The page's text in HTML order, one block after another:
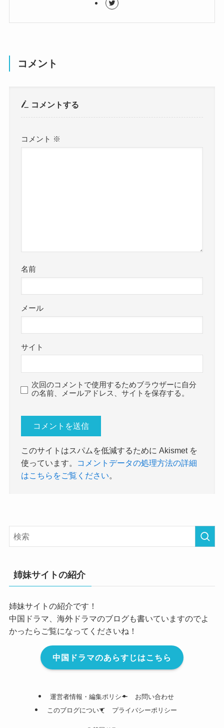
コメント
コメントする
コメント ※
名前
メール
サイト
次回のコメントで使用するためブラウザーに自分
の名前、メールアドレス、サイトを保存する。
このサイトはスパムを低減するために Akismet を
使っています。
コメントデータの処理方法の詳細
はこちらをご覧ください。
姉妹サイトの紹介
姉妹サイトの紹介です！
中国ドラマ、海外ドラマのブログも書いていますのでよ
かったらご覧になってくださいね！
中国ドラマのあらすじはこちら
運営者情報・編集ポリシー
お問い合わせ
このブログについて
プライバシーポリシー